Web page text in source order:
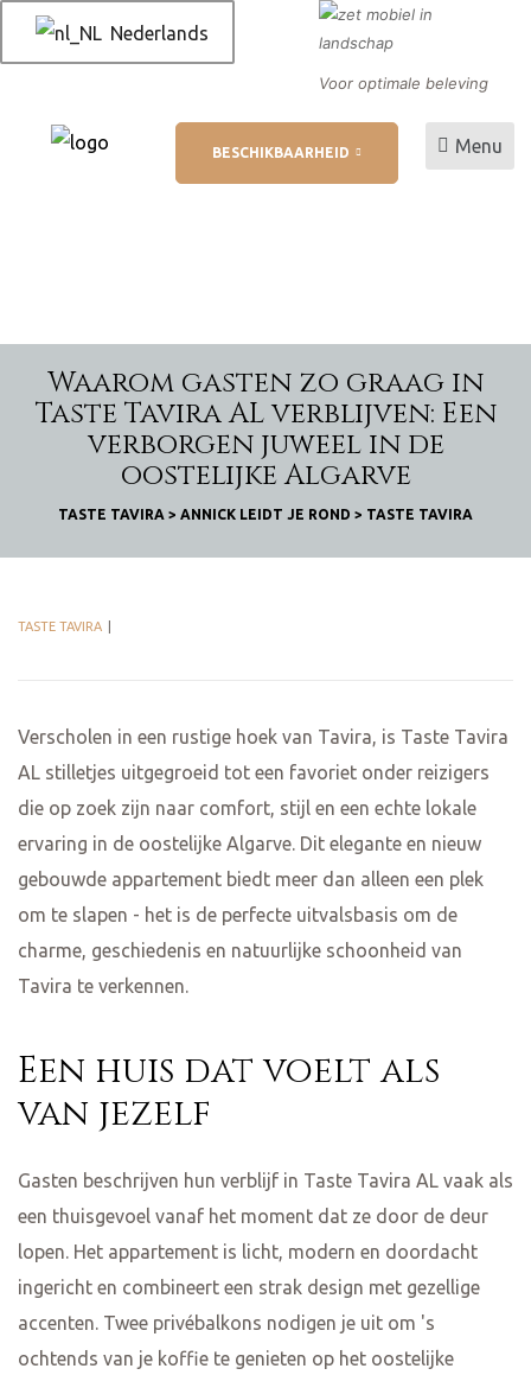
Nederlands
Voor optimale beleving
BESCHIKBAARHEID Menu
Waarom gasten zo graag in
Taste Tavira AL verblijven: Een
verborgen juweel in de
oostelijke Algarve
TASTE TAVIRA > ANNICK LEIDT JE ROND > TASTE TAVIRA
TASTE TAVIRA
Verscholen in een rustige hoek van Tavira, is Taste Tavira
AL stilletjes uitgegroeid tot een favoriet onder reizigers
die op zoek zijn naar comfort, stijl en een echte lokale
ervaring in de oostelijke Algarve. Dit elegante en nieuw
gebouwde appartement biedt meer dan alleen een plek
om te slapen - het is de perfecte uitvalsbasis om de
charme, geschiedenis en natuurlijke schoonheid van
Tavira te verkennen.
Een huis dat voelt als
van jezelf
Gasten beschrijven hun verblijf in Taste Tavira AL vaak als
een thuisgevoel vanaf het moment dat ze door de deur
lopen. Het appartement is licht, modern en doordacht
ingericht en combineert een strak design met gezellige
accenten. Twee privébalkons nodigen je uit om 's
ochtends van je koffie te genieten op het oostelijke